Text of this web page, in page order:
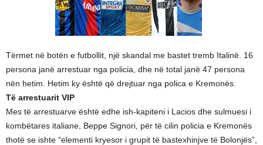
Tërmet në botën e futbollit, një skandal me bastet tremb Italinë. 16
persona janë arrestuar nga policia, dhe në total janë 47 persona
nën hetim. Hetim ky është që drejtuar nga polica e Kremonës.
Të arrestuarit VIP
Mes të arrestuarve është edhe ish-kapiteni i Lacios dhe sulmuesi i
kombëtares italiane, Beppe Signori, për të cilin policia e Kremonës
thotë se ishte “elementi kryesor i grupit të bastexhinjve të Bolonjës”,